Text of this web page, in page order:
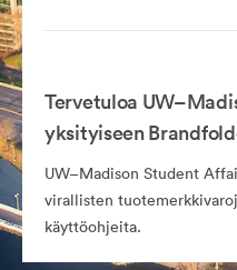
Tervetuloa
yksityiseen
UW–Madison Student
virallisten
käyttöohjeita.